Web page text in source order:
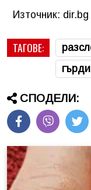
Източник: dir.bg
ТАГОВЕ:
СПОДЕЛИ: